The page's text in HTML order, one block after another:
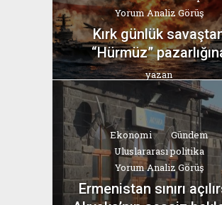
Yorum Analiz Görüş
Kırk günlük
“Hürmüz”
yazan
Bahri Ak
Ekonomi
Gündem
Uluslararası politika
Yorum Analiz Görüş
Ermenistan sınırı